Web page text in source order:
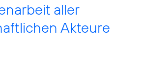
aller
Akteure